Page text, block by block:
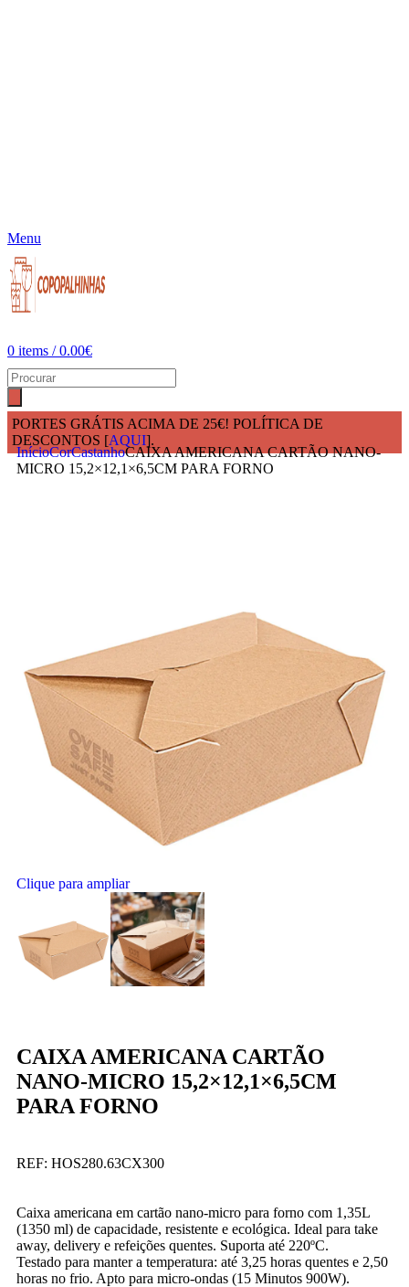
Menu
0 items / 0.00€
PORTES GRÁTIS ACIMA DE 25€! POLÍTICA DE
DESCONTOS [AQUI].
InícioCorCastanhoCAIXA AMERICANA CARTÃO NANO-
MICRO 15,2×12,1×6,5CM PARA FORNO
Clique para ampliar
CAIXA AMERICANA CARTÃO
NANO-MICRO 15,2×12,1×6,5CM
PARA FORNO
REF: HOS280.63CX300
Caixa americana em cartão nano-micro para forno com 1,35L
(1350 ml) de capacidade, resistente e ecológica. Ideal para take
away, delivery e refeições quentes. Suporta até 220ºC.
Testado para manter a temperatura: até 3,25 horas quentes e 2,50
horas no frio. Apto para micro-ondas (15 Minutos 900W).